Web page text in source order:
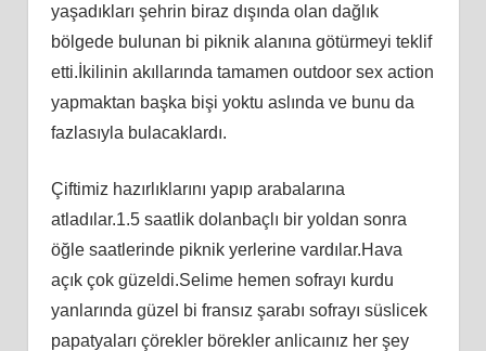
yaşadıkları şehrin biraz dışında olan dağlık
bölgede bulunan bi piknik alanına götürmeyi teklif
etti.İkilinin akıllarında tamamen outdoor sex action
yapmaktan başka bişi yoktu aslında ve bunu da
fazlasıyla bulacaklardı.
Çiftimiz hazırlıklarını yapıp arabalarına
atladılar.1.5 saatlik dolanbaçlı bir yoldan sonra
öğle saatlerinde piknik yerlerine vardılar.Hava
açık çok güzeldi.Selime hemen sofrayı kurdu
yanlarında güzel bi fransız şarabı sofrayı süslicek
papatyaları çörekler börekler anlicaınız her şey